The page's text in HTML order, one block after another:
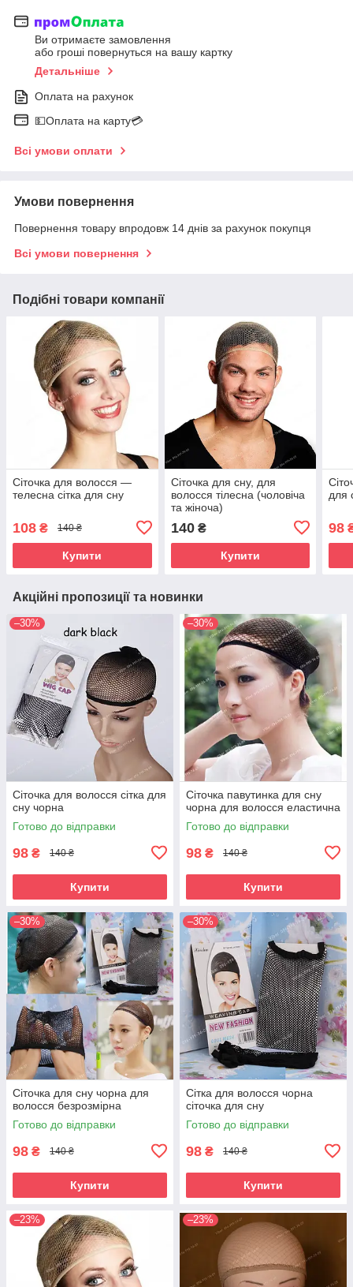
Ви отримаєте замовлення
або гроші повернуться на вашу картку
Детальніше
Оплата на рахунок
💵Оплата на карту💳
Всі умови оплати
Умови повернення
Повернення товару впродовж 14 днів за рахунок покупця
Всі умови повернення
Подібні товари компанії
Сіточка для волосся —
телесна сітка для сну
108 ₴ 140 ₴
Купити
Сіточка для сну, для
волосся тілесна (чоловіча
та жіноча)
140₴
Купити
для
98
Акційні пропозиції та новинки
–30%
Сіточка для волосся сітка для
сну чорна
Готово до відправки
98 ₴ 140 ₴
Купити
–30%
Сіточка павутинка для сну
чорна для волосся еластична
Готово до відправки
98 ₴ 140 ₴
Купити
–30%
Сіточка для сну чорна для
волосся безрозмірна
Готово до відправки
98 ₴ 140 ₴
Купити
–30%
Сітка для волосся чорна
сіточка для сну
Готово до відправки
98 ₴ 140 ₴
Купити
–23% –23%